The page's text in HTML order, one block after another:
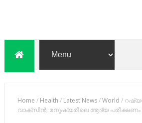
Home / Health / Latest News/World /
വാക്‌സീന്‍; മനുഷ്യരിലെ ആദ്യ പരീക്ഷണം